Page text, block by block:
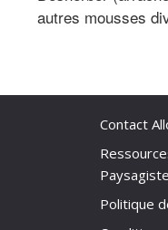
autres mousses
Contact
Politique